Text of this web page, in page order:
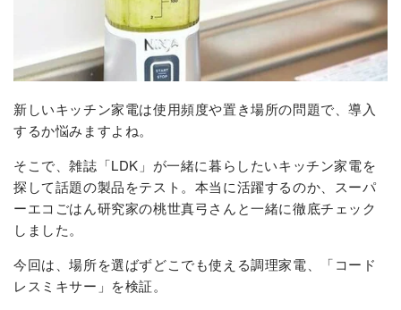
新しいキッチン家電は使用頻度や置き場所の問題で、導入
するか悩みますよね。
そこで、雑誌「LDK」が一緒に暮らしたいキッチン家電を
探して話題の製品をテスト。本当に活躍するのか、スーパ
ーエコごはん研究家の桃世真弓さんと一緒に徹底チェック
しました。
今回は、場所を選ばずどこでも使える調理家電、「コード
レスミキサー」を検証。